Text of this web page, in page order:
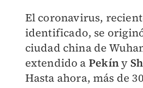
El coronavirus,
identificado, se
ciudad china de
extendido a Pekíny
Hasta ahora, más de